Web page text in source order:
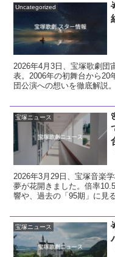
Uncategorized
2026年4月3日、宝塚歌劇団
表。2006年の初舞台から20
団公演への想いを徹底解説。
宝塚ニュース
2026年3月29日、宝塚音楽
夢が花開きました。倍率
響や、過去の「95期」に見
宝塚ニュース